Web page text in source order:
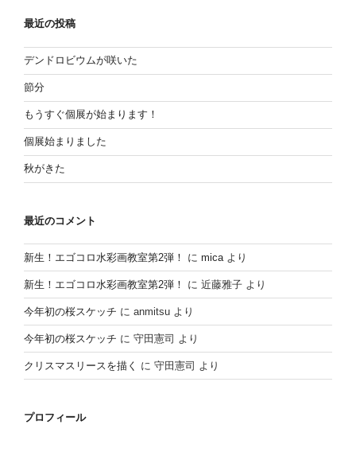
ョ
ン
最近の投稿
デンドロビウムが咲いた
節分
もうすぐ個展が始まります！
個展始まりました
秋がきた
最近のコメント
新生！エゴコロ水彩画教室第2弾！ に mica より
新生！エゴコロ水彩画教室第2弾！ に 近藤雅子 より
今年初の桜スケッチ に anmitsu より
今年初の桜スケッチ に 守田憲司 より
クリスマスリースを描く に 守田憲司 より
プロフィール